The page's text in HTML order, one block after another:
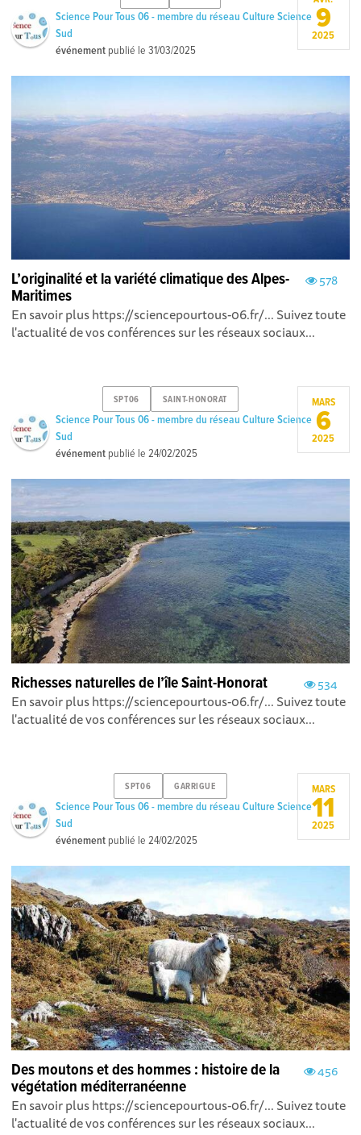
Science Pour Tous 06 - membre du réseau Culture Science
Sud
événement publié le31/03/2025
9
2025
578
L’originalité et la variété climatique des Alpes-
Maritimes
En savoir plus https://sciencepourtous-06.fr/... Suivez toute
l'actualité de vos conférences sur les réseaux sociaux...
SPT06 SAINT-HONORAT
Science Pour Tous 06 - membre du réseau Culture Science
Sud
événement publié le24/02/2025
MARS
6
2025
534
Richesses naturelles de l’île Saint-Honorat
En savoir plus https://sciencepourtous-06.fr/... Suivez toute
l'actualité de vos conférences sur les réseaux sociaux...
SPT06 GARRIGUE
Science Pour Tous 06 - membre du réseau Culture Science
Sud
événement publié le24/02/2025
MARS
11
2025
456
Des moutons et des hommes : histoire de la
végétation méditerranéenne
En savoir plus https://sciencepourtous-06.fr/... Suivez toute
l'actualité de vos conférences sur les réseaux sociaux...